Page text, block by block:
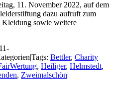
11. November 2022, auf dem
dazu aufruft zum
Kleidung sowie weitere
|Tags: Bettler, Charity
, Heiliger, Helmstedt,
, Zweimalschön|